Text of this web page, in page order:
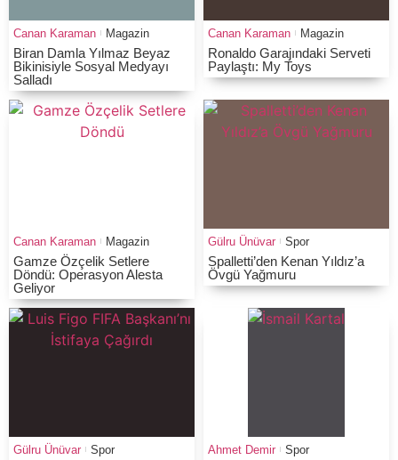
Canan Karaman Magazin
Biran Damla Yılmaz Beyaz
Bikinisiyle Sosyal Medyayı
Salladı
Canan Karaman Magazin
Ronaldo Garajındaki Serveti
Paylaştı: My Toys
Canan Karaman Magazin
Gamze Özçelik Setlere
Döndü: Operasyon Alesta
Geliyor
Gülru Ünüvar Spor
Spalletti’den Kenan Yıldız’a
Övgü Yağmuru
Gülru Ünüvar Spor Ahmet Demir Spor